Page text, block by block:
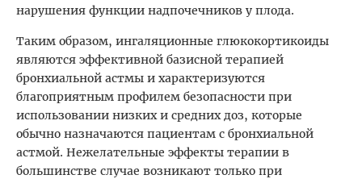
нарушения функции надпочечников у плода.
Таким образом, ингаляционные глюкокортикоиды
являются эффективной базисной терапией
бронхиальной астмы и характеризуются
благоприятным профилем безопасности при
использовании низких и средних доз, которые
обычно назначаются пациентам с бронхиальной
астмой. Нежелательные эффекты терапии в
большинстве случае возникают только при